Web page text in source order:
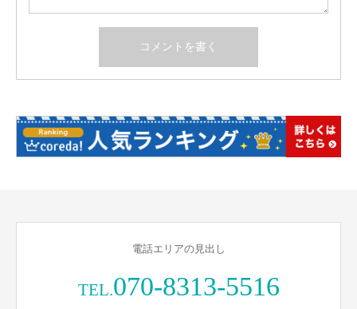
電話エリアの見出し
TEL.070-8313-5516